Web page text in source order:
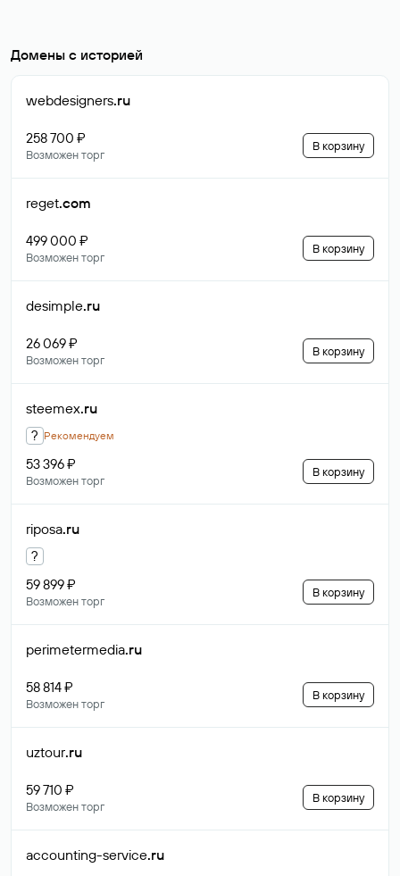
Домены с историей
webdesigners.ru
258 700 ₽
Возможен торг
В корзину
reget.com
499 000 ₽
Возможен торг
В корзину
desimple.ru
26 069 ₽
Возможен торг
В корзину
steemex.ru
? Рекомендуем
53 396 ₽
Возможен торг
В корзину
riposa.ru
?
59 899 ₽
Возможен торг
В корзину
perimetermedia.ru
58 814 ₽
Возможен торг
В корзину
uztour.ru
59 710 ₽
Возможен торг
В корзину
accounting-service.ru